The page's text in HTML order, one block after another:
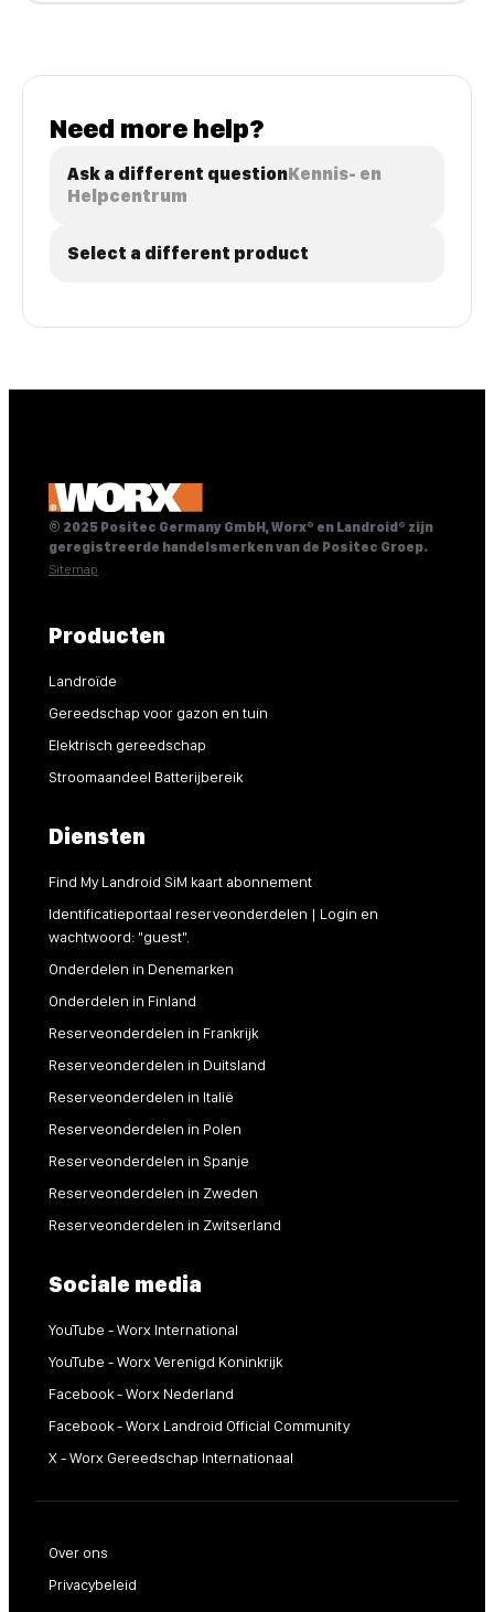
Need more help?
Ask a different questionKennis- en
Helpcentrum
Select a different product
© 2025 Positec Germany GmbH, Worx® en Landroid® zijn
geregistreerde handelsmerken van de Positec Groep.
Sitemap
Producten
Landroïde
Gereedschap voor gazon en tuin
Elektrisch gereedschap
Stroomaandeel Batterijbereik
Diensten
Find My Landroid SiM kaart abonnement
Identificatieportaal reserveonderdelen | Login en
wachtwoord: "guest".
Onderdelen in Denemarken
Onderdelen in Finland
Reserveonderdelen in Frankrijk
Reserveonderdelen in Duitsland
Reserveonderdelen in Italië
Reserveonderdelen in Polen
Reserveonderdelen in Spanje
Reserveonderdelen in Zweden
Reserveonderdelen in Zwitserland
Sociale media
YouTube - Worx International
YouTube - Worx Verenigd Koninkrijk
Facebook - Worx Nederland
Facebook - Worx Landroid Official Community
X - Worx Gereedschap Internationaal
Over ons
Privacybeleid